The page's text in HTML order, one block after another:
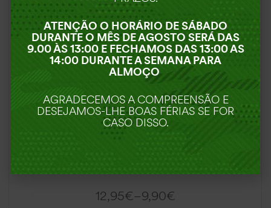
9,90€
–
12,95€
ATENÇÃO O HORÁRIO DE SÁBADO
DURANTE O MÊS DE AGOSTO SERÁ DAS
9.00 ÀS 13:00 E FECHAMOS DAS 13:00 AS
14:00 DURANTE A SEMANA PARA
ALMOÇO
AGRADECEMOS A COMPREENSÃO E
DESEJAMOS-LHE BOAS FÉRIAS SE FOR
CASO DISSO.